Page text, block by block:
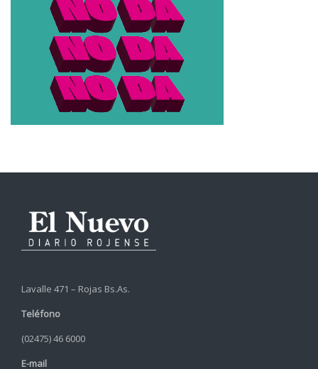
Lavalle 471 – Rojas Bs.As.
Teléfono
(02475) 46 6000
E-mail